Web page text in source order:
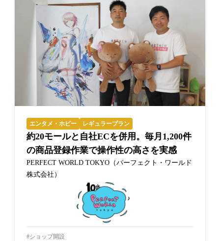
エンタメ・ホビー レギュラープラン
約20モールと自社ECを併用。毎月1,200件
の商品登録作業で操作性の高さを実感
PERFECT WORLD TOKYO（パーフェクト・ワールド
株式会社）
ショップ開設